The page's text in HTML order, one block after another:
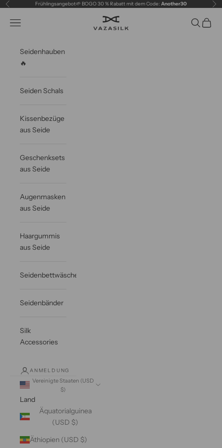
Zum Inhalt springen
Zurück Frühlingsangebot🌱 BOGO 30 % Rabatt mit dem Code: Another30 Vor
VAZASILK
Navigationsmenü öffnen Suche
Seidenhauben
🔥
Seiden Schals
Kissenbezüge
aus Seide
Geschenksets
aus Seide
Augenmasken
aus Seide
Haargummis
aus Seide
Seidenbettwäsche
Seidenbänder
Silk
Accessories
ANMELDUNG
Vereinigte Staaten (USD
$)
Land
Äquatorialguinea
(USD $)
Äthiopien (USD $)